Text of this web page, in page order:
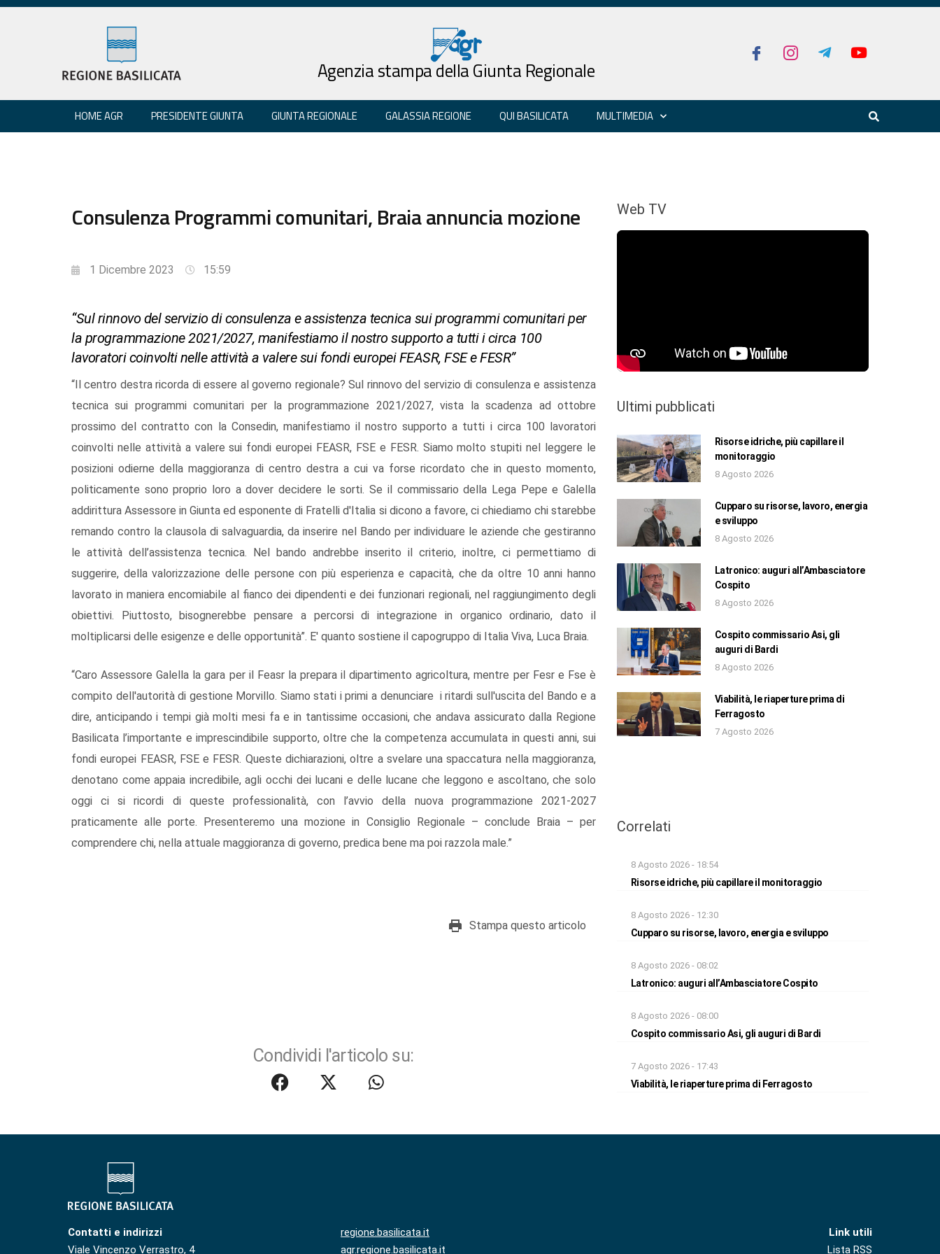
Agenzia stampa della Giunta Regionale
HOME AGR PRESIDENTE GIUNTA GIUNTA REGIONALE GALASSIA REGIONE QUI BASILICATA MULTIMEDIA
Consulenza Programmi comunitari, Braia annuncia mozione
1 Dicembre 2023 15:59
“Sul rinnovo del servizio di consulenza e assistenza tecnica sui programmi comunitari per
la programmazione 2021/2027, manifestiamo il nostro supporto a tutti i circa 100
lavoratori coinvolti nelle attività a valere sui fondi europei FEASR, FSE e FESR”
“Il centro destra ricorda di essere al governo regionale? Sul rinnovo del servizio di consulenza e assistenza
tecnica sui programmi comunitari per la programmazione 2021/2027, vista la scadenza ad ottobre
prossimo del contratto con la Consedin, manifestiamo il nostro supporto a tutti i circa 100 lavoratori
coinvolti nelle attività a valere sui fondi europei FEASR, FSE e FESR. Siamo molto stupiti nel leggere le
posizioni odierne della maggioranza di centro destra a cui va forse ricordato che in questo momento,
politicamente sono proprio loro a dover decidere le sorti. Se il commissario della Lega Pepe e Galella
addirittura Assessore in Giunta ed esponente di Fratelli d'Italia si dicono a favore, ci chiediamo chi starebbe
remando contro la clausola di salvaguardia, da inserire nel Bando per individuare le aziende che gestiranno
le attività dell’assistenza tecnica. Nel bando andrebbe inserito il criterio, inoltre, ci permettiamo di
suggerire, della valorizzazione delle persone con più esperienza e capacità, che da oltre 10 anni hanno
lavorato in maniera encomiabile al fianco dei dipendenti e dei funzionari regionali, nel raggiungimento degli
obiettivi. Piuttosto, bisognerebbe pensare a percorsi di integrazione in organico ordinario, dato il
moltiplicarsi delle esigenze e delle opportunità”. E' quanto sostiene il capogruppo di Italia Viva, Luca Braia.
“Caro Assessore Galella la gara per il Feasr la prepara il dipartimento agricoltura, mentre per Fesr e Fse è
compito dell'autorità di gestione Morvillo. Siamo stati i primi a denunciare i ritardi sull'uscita del Bando e a
dire, anticipando i tempi già molti mesi fa e in tantissime occasioni, che andava assicurato dalla Regione
Basilicata l’importante e imprescindibile supporto, oltre che la competenza accumulata in questi anni, sui
fondi europei FEASR, FSE e FESR. Queste dichiarazioni, oltre a svelare una spaccatura nella maggioranza,
denotano come appaia incredibile, agli occhi dei lucani e delle lucane che leggono e ascoltano, che solo
oggi ci si ricordi di queste professionalità, con l’avvio della nuova programmazione 2021-2027
praticamente alle porte. Presenteremo una mozione in Consiglio Regionale – conclude Braia – per
comprendere chi, nella attuale maggioranza di governo, predica bene ma poi razzola male.”
Stampa questo articolo
Condividi l'articolo su:
Web TV
Ultimi pubblicati
Risorse idriche, più capillare il
monitoraggio
8 Agosto 2026
Cupparo su risorse, lavoro, energia
e sviluppo
8 Agosto 2026
Latronico: auguri all’Ambasciatore
Cospito
8 Agosto 2026
Cospito commissario Asi, gli
auguri di Bardi
8 Agosto 2026
Viabilità, le riaperture prima di
Ferragosto
7 Agosto 2026
Correlati
8 Agosto 2026 - 18:54
Risorse idriche, più capillare il monitoraggio
8 Agosto 2026 - 12:30
Cupparo su risorse, lavoro, energia e sviluppo
8 Agosto 2026 - 08:02
Latronico: auguri all’Ambasciatore Cospito
8 Agosto 2026 - 08:00
Cospito commissario Asi, gli auguri di Bardi
7 Agosto 2026 - 17:43
Viabilità, le riaperture prima di Ferragosto
Contatti e indirizzi
Viale Vincenzo Verrastro, 4
regione.basilicata.it
agr.regione.basilicata.it
Link utili
Lista RSS